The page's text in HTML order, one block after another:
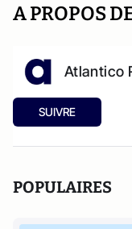
A PROPOS
Atlantico
SUIVRE
POPULAIRES